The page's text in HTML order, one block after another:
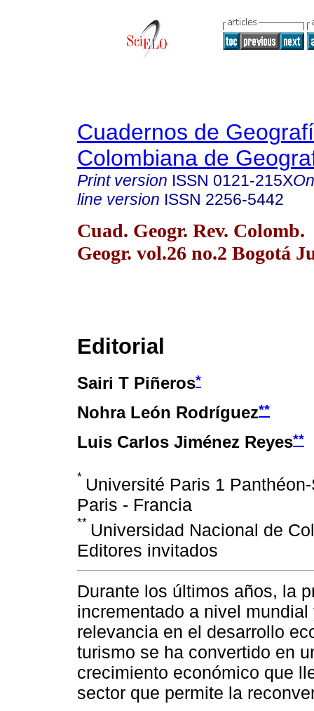
Cuadernos de
Colombiana de
Print version ISSN 0121-215X
line version ISSN 2256-5442
Cuad. Geogr. Rev. Colomb.
Geogr. vol.26 no.2 Bogotá
Editorial
Sairi T Piñeros*
Nohra León Rodríguez**
Luis Carlos Jiménez Reyes**
* Université Paris 1
Paris - Francia
** Universidad Nacional de
Editores invitados
Durante los últimos años, la
incrementado a nivel
relevancia en el desarrollo
turismo se ha convertido en
crecimiento económico que
sector que permite la